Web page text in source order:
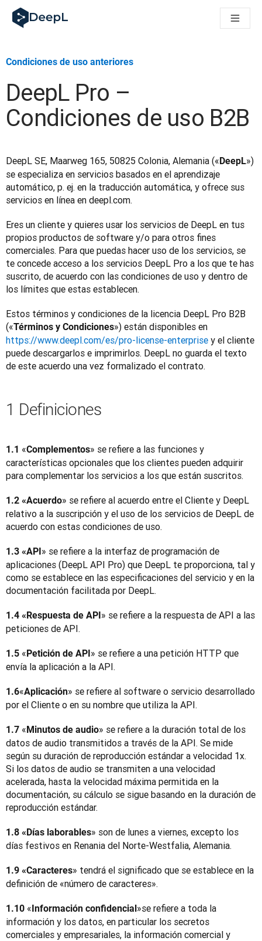
DeepL para agentes de IA
Translation Flow de DeepL: nuevos flujos de trabajo
Descubre Translation Flow: automatiza de principio a fin
Desarrollando evaluación de calidad de traducción en DeepL
De la traducción de texto a una plataforma de voz en tiempo
Building an instantly accessible voice demo with DeepL
Condiciones de uso anteriores
DeepL Pro –
Condiciones de uso B2B
DeepL SE, Maarweg 165, 50825 Colonia, Alemania («DeepL»)
se especializa en servicios basados en el aprendizaje
automático, p. ej. en la traducción automática, y ofrece sus
servicios en línea en deepl.com.
Eres un cliente y quieres usar los servicios de DeepL en tus
propios productos de software y/o para otros fines
comerciales. Para que puedas hacer uso de los servicios, se
te concede acceso a los servicios DeepL Pro a los que te has
suscrito, de acuerdo con las condiciones de uso y dentro de
los límites que estas establecen.
Estos términos y condiciones de la licencia DeepL Pro B2B
(«Términos y Condiciones
https://www.deepl.com/es/pro-license-enterprise y el cliente
puede descargarlos e imprimirlos. DeepL no guarda el texto
de este acuerdo una vez formalizado el contrato.
1 Definiciones
1.1 «Complementos» se refiere a las funciones y
características opcionales que los clientes pueden adquirir
para complementar los servicios a los que están suscritos.
1.2 «Acuerdo» se refiere al acuerdo entre el Cliente y DeepL
relativo a la suscripción y el uso de los servicios de DeepL de
acuerdo con estas condiciones de uso.
1.3 «API» se refiere a la interfaz de programación de
aplicaciones (DeepL API Pro) que DeepL te proporciona, tal y
como se establece en las especificaciones del servicio y en la
documentación facilitada por DeepL.
1.4 «Respuesta de API» se refiere a la respuesta de API a las
peticiones de API.
1.5 «Petición de API» se refiere a una petición HTTP que
envía la aplicación a la API.
1.6«Aplicación» se refiere al software o servicio desarrollado
por el Cliente o en su nombre que utiliza la API.
1.7 «Minutos de audio» se refiere a la duración total de los
datos de audio transmitidos a través de la API. Se mide
según su duración de reproducción estándar a velocidad 1x.
Si los datos de audio se transmiten a una velocidad
acelerada, hasta la velocidad máxima permitida en la
documentación, su cálculo se sigue basando en la duración de
reproducción estándar.
1.8 «Días laborables» son de lunes a viernes, excepto los
días festivos en Renania del Norte-Westfalia, Alemania.
1.9 «Caracteres» tendrá el significado que se establece en la
definición de «número de caracteres».
1.10 «Información confidencial»se refiere a toda la
información y los datos, en particular los secretos
comerciales y empresariales, la información comercial y